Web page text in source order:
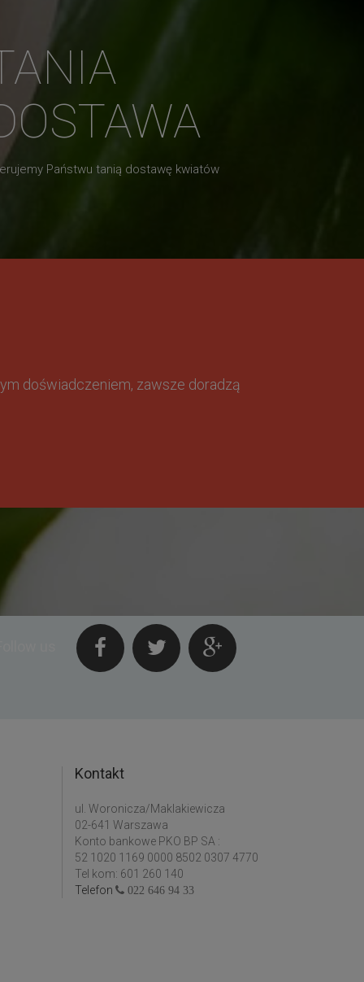
Państwu tanią dostawę kwiatów
doświadczeniem, zawsze doradzą
Kontakt
ul. Woronicza/Maklakiewicza
02-641 Warszawa
Konto bankowe PKO BP SA :
52 1020 1169 0000 8502 0307 4770
Tel kom: 601 260 140
Telefon
022 646 94 33